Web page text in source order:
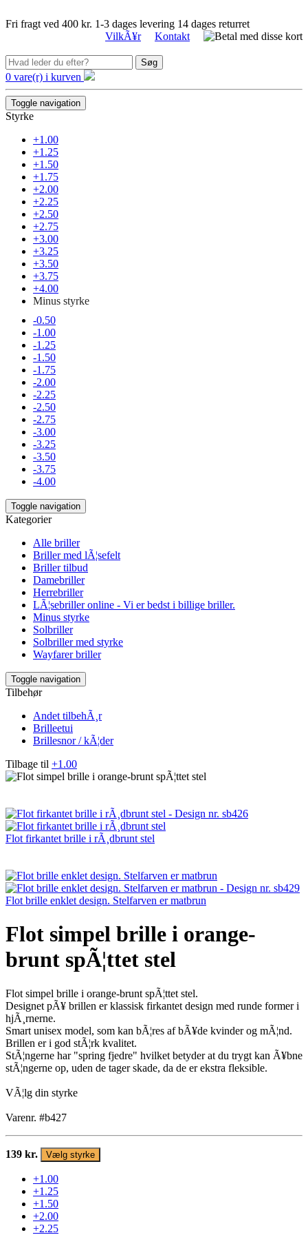
Fri fragt ved 400 kr. 1-3 dages levering 14 dages returret
Kontakt
VilkÃ¥r
Søg
0 vare(r) i kurven
Toggle navigation
Styrke
+1.00
+1.25
+1.50
+1.75
+2.00
+2.25
+2.50
+2.75
+3.00
+3.25
+3.50
+3.75
+4.00
Minus styrke
-0.50
-1.00
-1.25
-1.50
-1.75
-2.00
-2.25
-2.50
-2.75
-3.00
-3.25
-3.50
-3.75
-4.00
Toggle navigation
Kategorier
Alle briller
Briller med lÃ¦sefelt
Briller tilbud
Damebriller
Herrebriller
LÃ¦sebriller online - Vi er bedst i billige briller.
Minus styrke
Solbriller
Solbriller med styrke
Wayfarer briller
Toggle navigation
Tilbehør
Andet tilbehÃ¸r
Brilleetui
Brillesnor / kÃ¦der
Tilbage til +1.00
Flot firkantet brille i rÃ¸dbrunt stel
Flot brille enklet design. Stelfarven er matbrun
Flot simpel brille i orange-
brunt spÃ¦ttet stel
Flot simpel brille i orange-brunt spÃ¦ttet stel.
Designet pÃ¥ brillen er klassisk firkantet design med runde former i
hjÃ¸rnerne.
Smart unisex model, som kan bÃ¦res af bÃ¥de kvinder og mÃ¦nd.
Brillen er i god stÃ¦rk kvalitet.
StÃ¦ngerne har "spring fjedre" hvilket betyder at du trygt kan Ã¥bne
stÃ¦ngerne op, uden de tager skade, da de er ekstra fleksible.
VÃ¦lg din styrke
Varenr. #b427
139 kr. Vælg styrke
+1.00
+1.25
+1.50
+2.00
+2.25